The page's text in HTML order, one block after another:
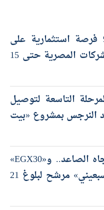
«الإسكان»: طرح حوالي 99 فرصة استثمارية على
بوابة خدمات المستثمرين للشركات المصرية حتى 15
التاسعة لتوصيل
النرجس بمشروع «بيت
خبراء: البورصة تواصل الاتجاه الصاعد.. و«EGX30»
يستهدف 56 ألف نقطة و«السبعيني» مرشح لبلوغ 21